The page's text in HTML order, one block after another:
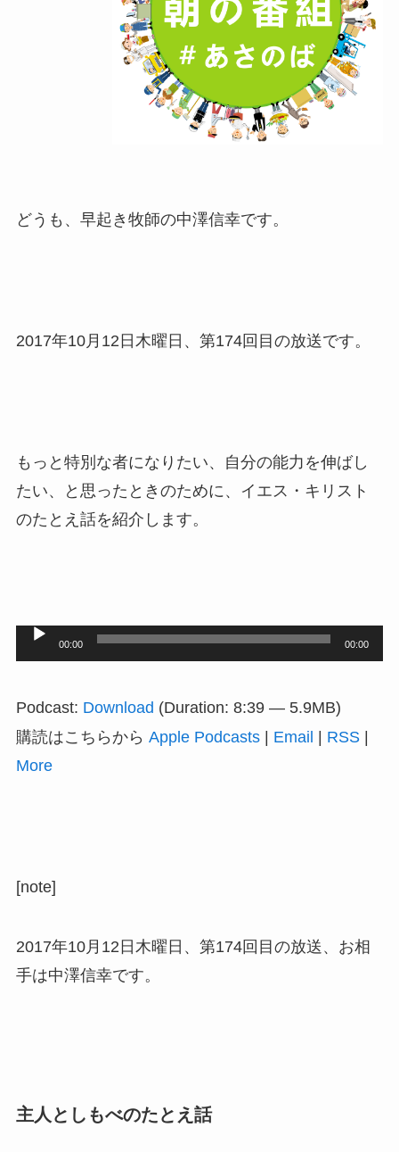
どうも、早起き牧師の中澤信幸です。
2017年10月12日木曜日、第174回目の放送です。
もっと特別な者になりたい、自分の能力を伸ばし
たい、と思ったときのために、イエス・キリスト
のたとえ話を紹介します。
レ
00:00 00:00
Podcast: Download (Duration: 8:39 — 5.9MB)
購読はこちらから Apple Podcasts| Email | RSS|
More
[note]
2017年10月12日木曜日、第174回目の放送、お相
手は中澤信幸です。
主人としもべのたとえ話